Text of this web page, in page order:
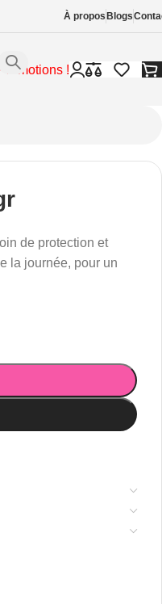
À propos Blogs
!
de protection et
la journée, pour un